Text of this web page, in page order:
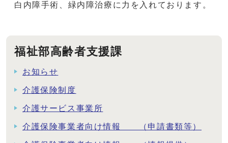
白内障手術、緑内障治療に力を入れております。
福祉部高齢者支援課
お知らせ
介護保険制度
介護サービス事業所
介護保険事業者向け情報 （申請書類等）